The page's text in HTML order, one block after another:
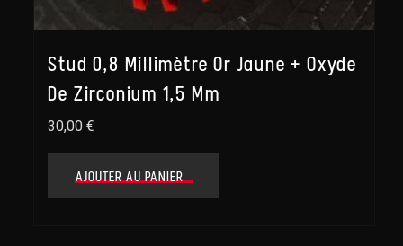
Stud 0,8 Millimètre Or Jaune + Oxyde
De Zirconium 1,5 Mm
30,00€
AJOUTER AU PANIER